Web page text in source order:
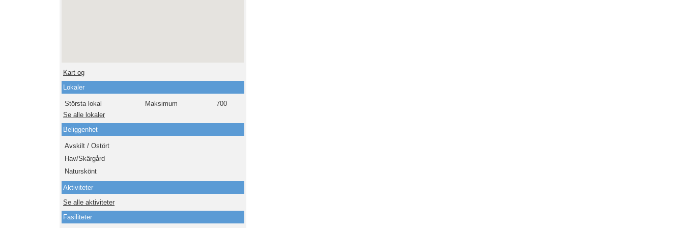
Kart og
Lokaler
Största lokal Maksimum
700
Se alle lokaler
Beliggenhet
Avskilt / Ostört
Hav/Skärgård
Naturskönt
Aktiviteter
Se alle aktiviteter
Fasiliteter